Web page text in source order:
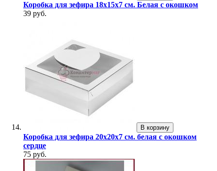
Коробка для зефира 18х15х7 см. Белая с окошком
39 руб.
В корзину
Коробка для зефира 20х20х7 см. белая с окошком
сердце
75 руб.